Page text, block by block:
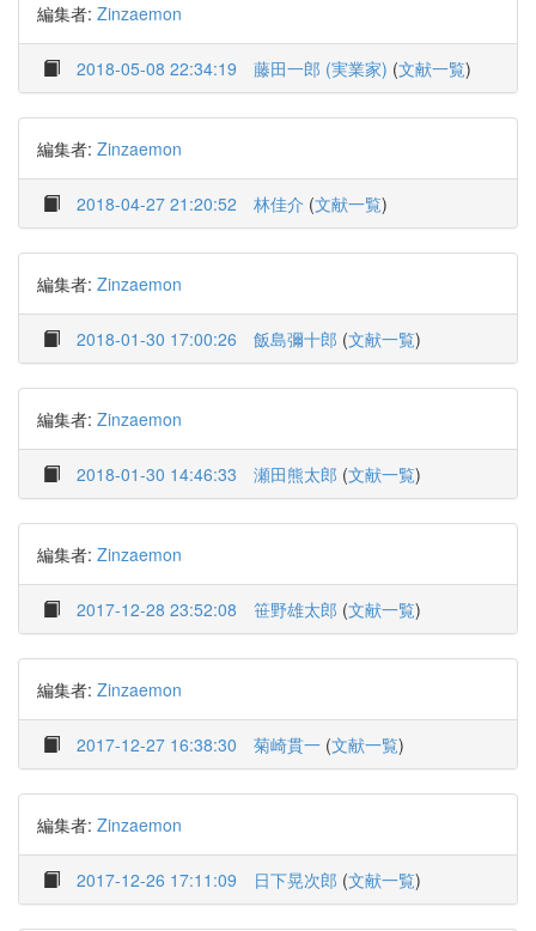
編集者: Zinzaemon
2018-05-08 22:34:19 藤田一郎 (実業家) (文献一覧)
編集者: Zinzaemon
2018-04-27 21:20:52 林佳介 (文献一覧)
編集者: Zinzaemon
2018-01-30 17:00:26 飯島彌十郎 (文献一覧)
編集者: Zinzaemon
2018-01-30 14:46:33 瀬田熊太郎 (文献一覧)
編集者: Zinzaemon
2017-12-28 23:52:08 笹野雄太郎 (文献一覧)
編集者: Zinzaemon
2017-12-27 16:38:30 菊崎貫一 (文献一覧)
編集者: Zinzaemon
2017-12-26 17:11:09 日下晃次郎 (文献一覧)